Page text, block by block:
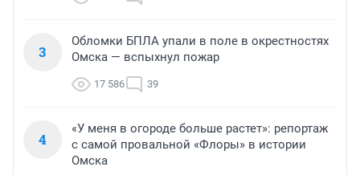
3
Обломки БПЛА упали в поле в окрестностях
Омска — вспыхнул пожар
17 586 39
4
«У меня в огороде больше растет»: репортаж
с самой провальной «Флоры» в истории
Омска